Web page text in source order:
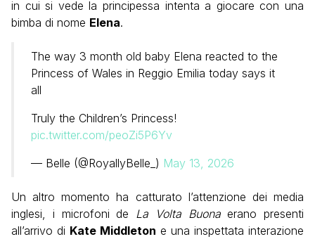
in cui si vede la principessa intenta a giocare con una
bimba di nome Elena.
The way 3 month old baby Elena reacted to the
Princess of Wales in Reggio Emilia today says it
all
Truly the Children’s Princess!
pic.twitter.com/peoZi5P6Yv
— Belle (@RoyallyBelle_) May 13, 2026
Un altro momento ha catturato l’attenzione dei media
inglesi, i microfoni de La Volta Buonaerano presenti
all’arrivo di Kate Middleton e una inspettata interazione